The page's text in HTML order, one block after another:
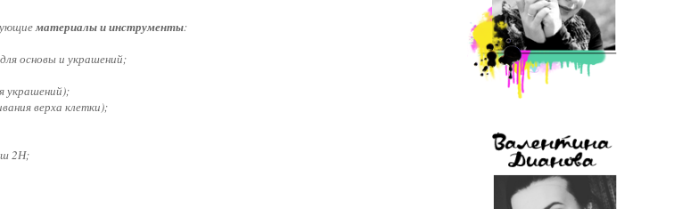
материалы и инструменты:
основы и украшений;
украшений);
верха клетки);
2Н;